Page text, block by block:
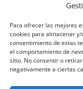
Para ofrecer las mejores
cookies para almacenar
consentimiento de estas
el comportamiento de
sitio. No consentir o
negativamente a ciertas
Placa solar
iDialog: protege
instalación
Aerogenerador
pequeñas